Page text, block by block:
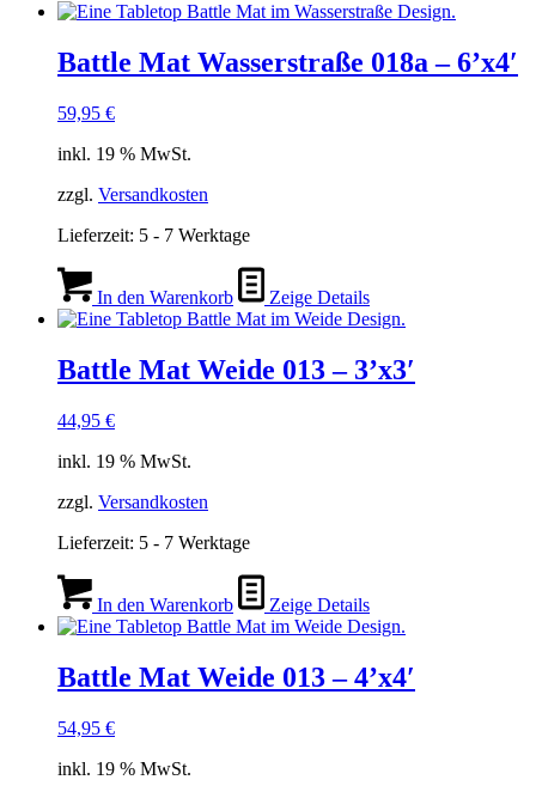
Battle Mat Wasserstraße 018a – 6’x4′
59,95 €
inkl. 19 % MwSt.
zzgl. Versandkosten
Lieferzeit: 5 - 7 Werktage
In den Warenkorb Zeige Details
Battle Mat Weide 013 – 3’x3′
44,95 €
inkl. 19 % MwSt.
zzgl. Versandkosten
Lieferzeit: 5 - 7 Werktage
In den Warenkorb Zeige Details
Battle Mat Weide 013 – 4’x4′
54,95 €
inkl. 19 % MwSt.